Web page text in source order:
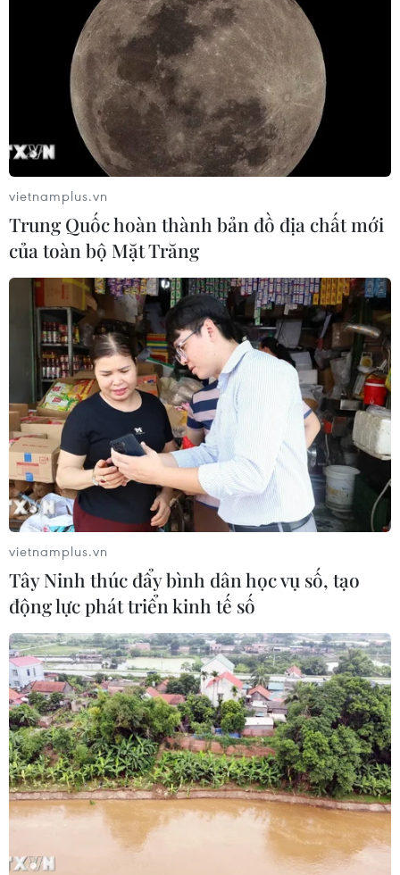
vietnamplus.vn
Trung Quốc hoàn thành bản đồ địa chất mới
của toàn bộ Mặt Trăng
vietnamplus.vn
Tây Ninh thúc đẩy bình dân học vụ số, tạo
động lực phát triển kinh tế số